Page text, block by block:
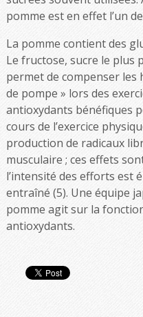
pomme est en effet l’un
La pomme contient des
Le fructose, sucre le plus
permet de compenser les
de pompe » lors des
antioxydants bénéfiques
cours de l’exercice
production de radicaux
musculaire ; ces effets
l’intensité des efforts est
entraîné (5). Une équipe
pomme agit sur la
antioxydants.